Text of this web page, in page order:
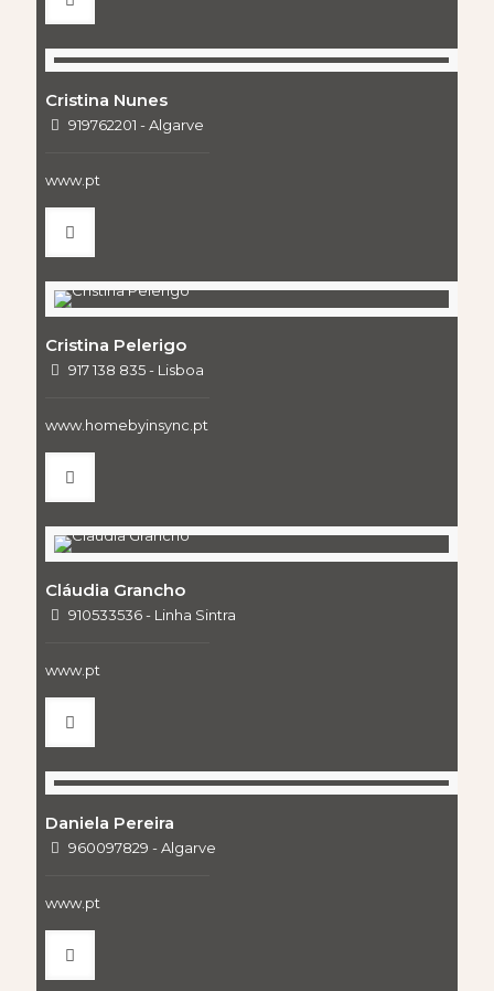
Cristina Nunes
919762201 - Algarve
www.pt
Cristina Pelerigo
917 138 835 - Lisboa
www.homebyinsync.pt
Cláudia Grancho
910533536 - Linha Sintra
www.pt
Daniela Pereira
960097829 - Algarve
www.pt